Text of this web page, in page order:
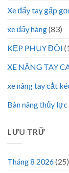
Xe đẩy tay gấp
xe đẩy hàng(83)
KẸP PHUY ĐÔI
XE NÂNG TAY
xe nâng tay cắt
Bàn nâng thủy lực
LƯU TRỮ
Tháng 8 2026(25)